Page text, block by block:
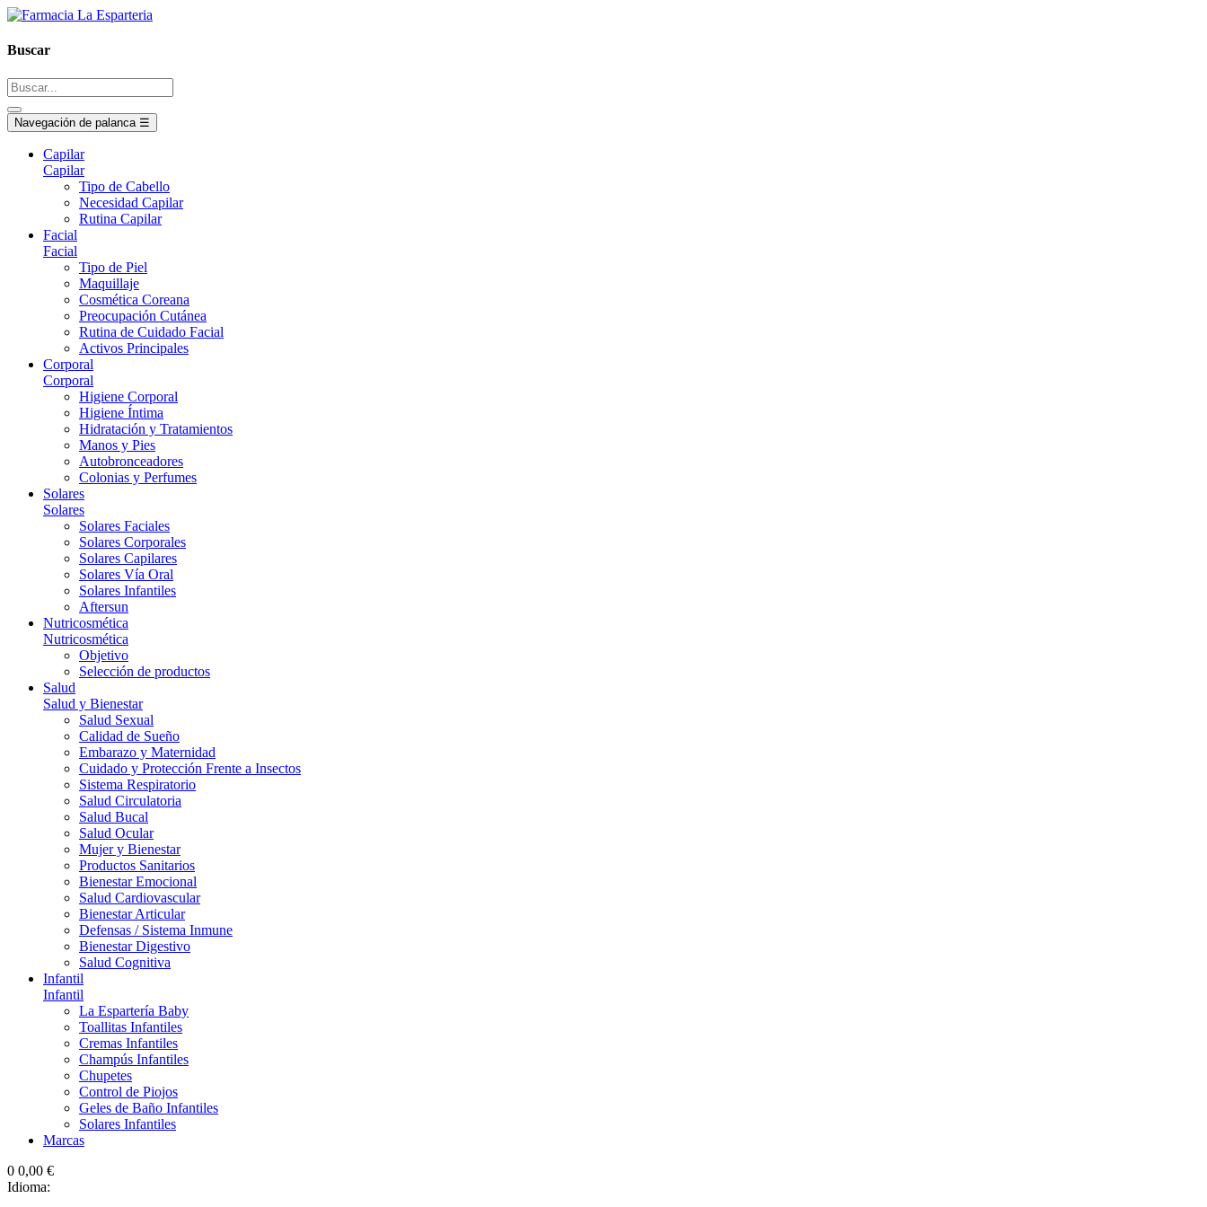
Buscar
Navegación de palanca ☰
Capilar
Capilar
Tipo de Cabello
Necesidad Capilar
Rutina Capilar
Facial
Facial
Tipo de Piel
Maquillaje
Cosmética Coreana
Preocupación Cutánea
Rutina de Cuidado Facial
Activos Principales
Corporal
Corporal
Higiene Corporal
Higiene Íntima
Hidratación y Tratamientos
Manos y Pies
Autobronceadores
Colonias y Perfumes
Solares
Solares
Solares Faciales
Solares Corporales
Solares Capilares
Solares Vía Oral
Solares Infantiles
Aftersun
Nutricosmética
Nutricosmética
Objetivo
Selección de productos
Salud
Salud y Bienestar
Salud Sexual
Calidad de Sueño
Embarazo y Maternidad
Cuidado y Protección Frente a Insectos
Sistema Respiratorio
Salud Circulatoria
Salud Bucal
Salud Ocular
Mujer y Bienestar
Productos Sanitarios
Bienestar Emocional
Salud Cardiovascular
Bienestar Articular
Defensas / Sistema Inmune
Bienestar Digestivo
Salud Cognitiva
Infantil
Infantil
La Espartería Baby
Toallitas Infantiles
Cremas Infantiles
Champús Infantiles
Chupetes
Control de Piojos
Geles de Baño Infantiles
Solares Infantiles
Marcas
0 0,00 €
Idioma: